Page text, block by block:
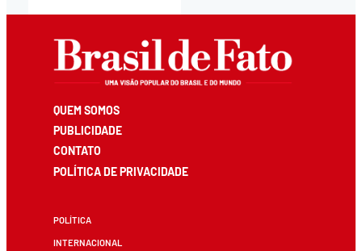
QUEM SOMOS
PUBLICIDADE
CONTATO
POLÍTICA DE PRIVACIDADE
POLÍTICA
INTERNACIONAL